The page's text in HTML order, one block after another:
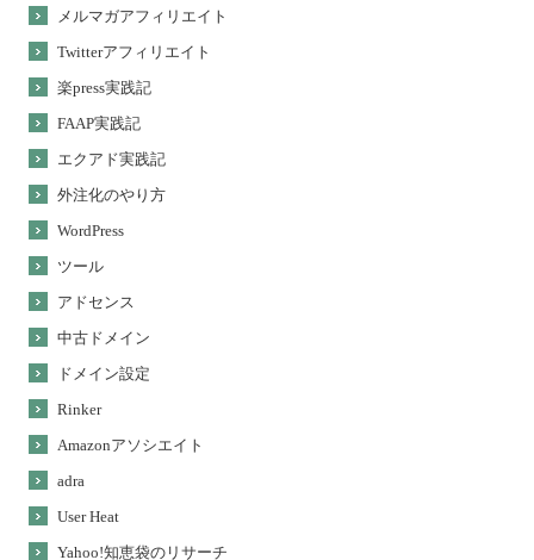
メルマガアフィリエイト
Twitterアフィリエイト
楽press実践記
FAAP実践記
エクアド実践記
外注化のやり方
WordPress
ツール
アドセンス
中古ドメイン
ドメイン設定
Rinker
Amazonアソシエイト
adra
User Heat
Yahoo!知恵袋のリサーチ